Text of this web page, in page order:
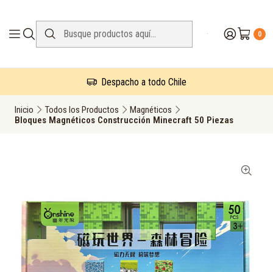
0
Despacho a todo Chile
Inicio Todos los Productos
Magnéticos
Bloques Magnéticos Construcción Minecraft 50 Piezas